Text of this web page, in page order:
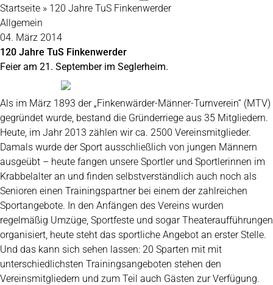
Startseite » 120 Jahre TuS Finkenwerder
Allgemein
04. März 2014
120 Jahre TuS Finkenwerder
Feier am 21. September im Seglerheim.
Als im März 1893 der „Finkenwärder-Männer-Turnverein“ (MTV)
gegründet wurde, bestand die Gründerriege aus 35 Mitgliedern.
Heute, im Jahr 2013 zählen wir ca. 2500 Vereinsmitglieder.
Damals wurde der Sport ausschließlich von jungen Männern
ausgeübt – heute fangen unsere Sportler und Sportlerinnen im
Krabbelalter an und finden selbstverständlich auch noch als
Senioren einen Trainingspartner bei einem der zahlreichen
Sportangebote. In den Anfängen des Vereins wurden
regelmäßig Umzüge, Sportfeste und sogar Theateraufführungen
organisiert, heute steht das sportliche Angebot an erster Stelle.
Und das kann sich sehen lassen: 20 Sparten mit mit
unterschiedlichsten Trainingsangeboten stehen den
Vereinsmitgliedern und zum Teil auch Gästen zur Verfügung.